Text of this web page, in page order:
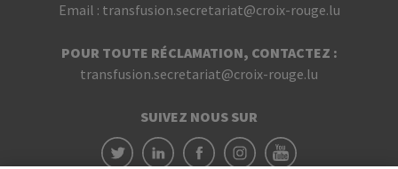
Email : transfusion.secretariat@croix-rouge.lu
POUR TOUTE RÉCLAMATION, CONTACTEZ :
transfusion.secretariat@croix-rouge.lu
SUIVEZ NOUS SUR